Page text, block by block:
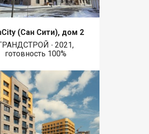
(Сан Сити), дом 2
∙ 2021,
готовность 100%